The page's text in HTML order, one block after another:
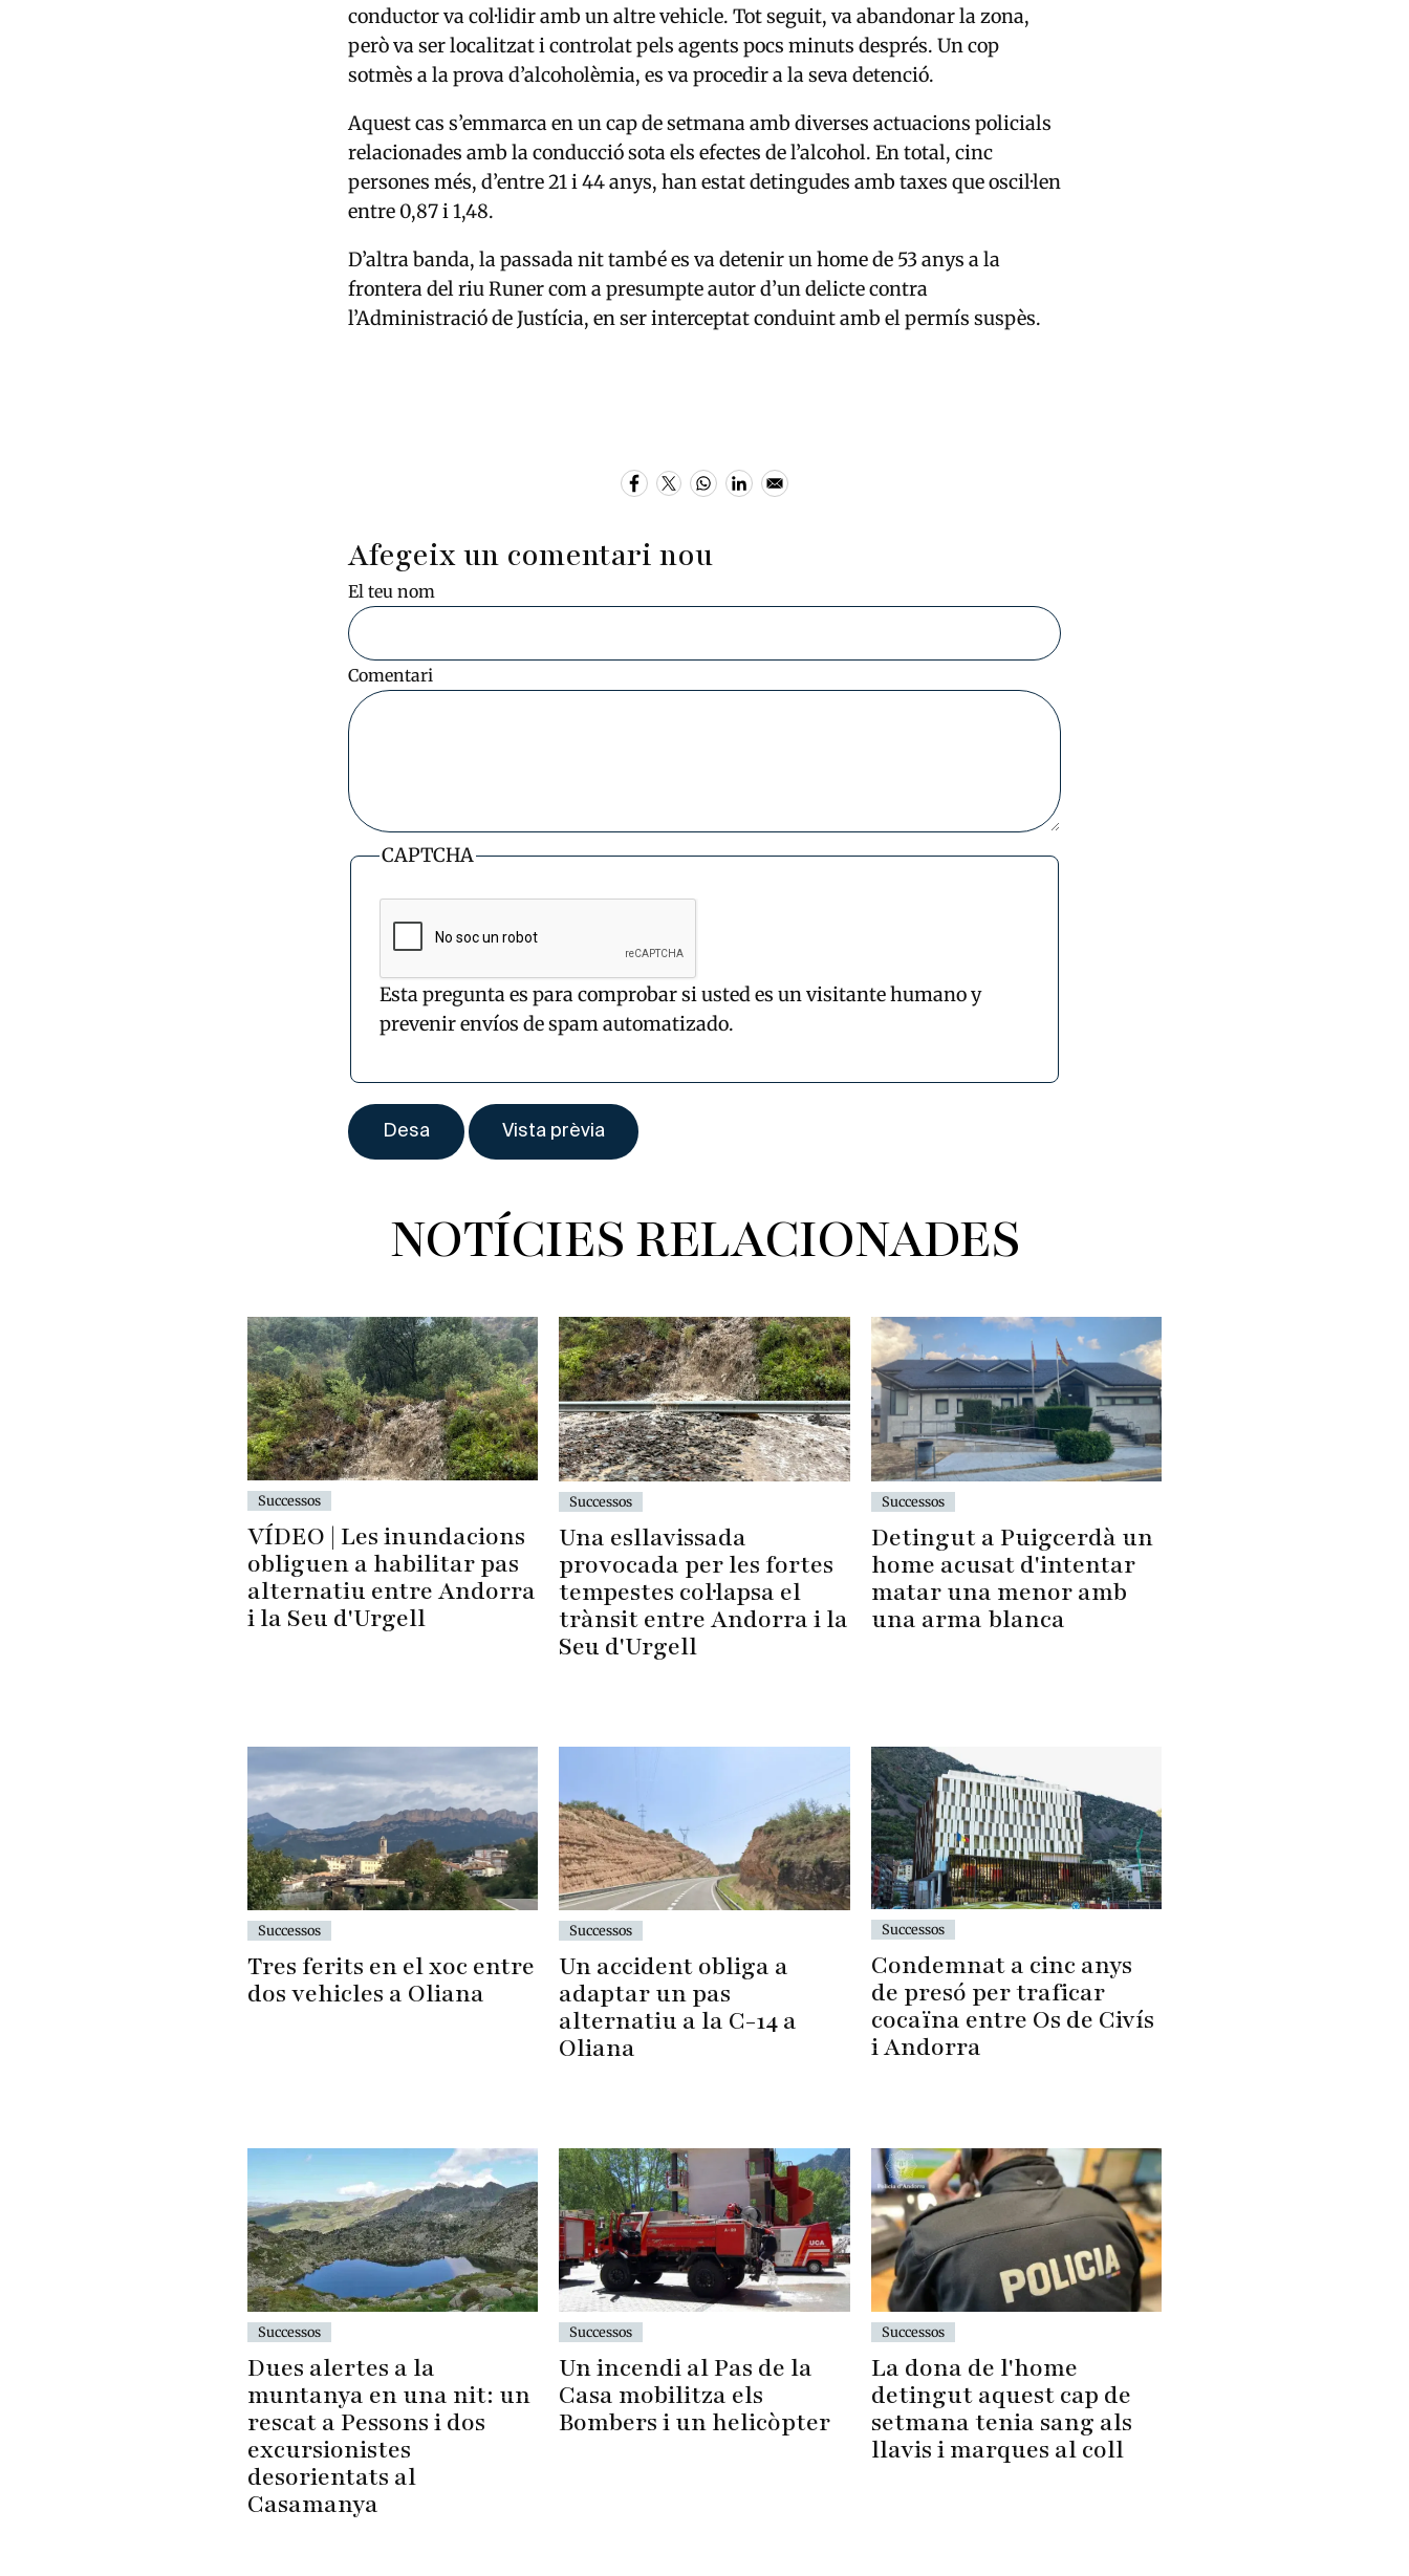
conductor va col·lidir amb un altre vehicle. Tot seguit, va abandonar la zona,
però va ser localitzat i controlat pels agents pocs minuts després. Un cop
sotmès a la prova d’alcoholèmia, es va procedir a la seva detenció.
Aquest cas s’emmarca en un cap de setmana amb diverses actuacions policials
relacionades amb la conducció sota els efectes de l’alcohol. En total, cinc
persones més, d’entre 21 i 44 anys, han estat detingudes amb taxes que oscil·len
entre 0,87 i 1,48.
D’altra banda, la passada nit també es va detenir un home de 53 anys a la
frontera delriu Runercom a presumpte autor d’un delicte contra
l’Administració de Justícia, en ser interceptat conduint amb el permís suspès.
Afegeix un comentari nou
El teu nom
Comentari
CAPTCHA
Esta pregunta es para comprobar si usted es un visitante humano y
prevenir envíos de spam automatizado.
NOTÍCIES RELACIONADES
Successos
VÍDEO | Les inundacions
obliguen a habilitar pas
alternatiu entre Andorra
i la Seu d'Urgell
Successos
Una esllavissada
provocada per les fortes
tempestes col·lapsa el
trànsit entre Andorra i la
Seu d'Urgell
Successos
Detingut a Puigcerdà un
home acusat d'intentar
matar una menor amb
una arma blanca
Successos
Tres ferits en el xoc entre
dos vehicles a Oliana
Successos
Un accident obliga a
adaptar un pas
alternatiu a la C-14 a
Oliana
Successos
Condemnat a cinc anys
de presó per traficar
cocaïna entre Os de Civís
i Andorra
Successos
Dues alertes a la
muntanya en una nit: un
rescat a Pessons i dos
excursionistes
desorientats al
Casamanya
Successos
Un incendi al Pas de la
Casa mobilitza els
Bombers i un helicòpter
Successos
La dona de l'home
detingut aquest cap de
setmana tenia sang als
llavis i marques al coll